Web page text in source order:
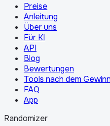
Preise
Anleitung
Über uns
Für KI
API
Blog
Bewertungen
Tools nach dem
FAQ
App
Randomizer